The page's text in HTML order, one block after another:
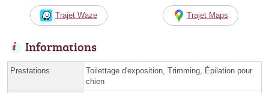
Trajet Waze Trajet Maps
Informations
Prestations
Toilettage d'exposition, Trimming, Épilation pour
chien